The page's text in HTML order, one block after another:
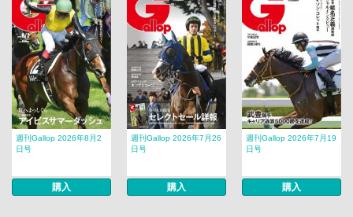
週刊Gallop 2026年8月2
日号
購入
週刊Gallop 2026年7月26
日号
購入
週刊Gallop 2026年7月19
日号
購入